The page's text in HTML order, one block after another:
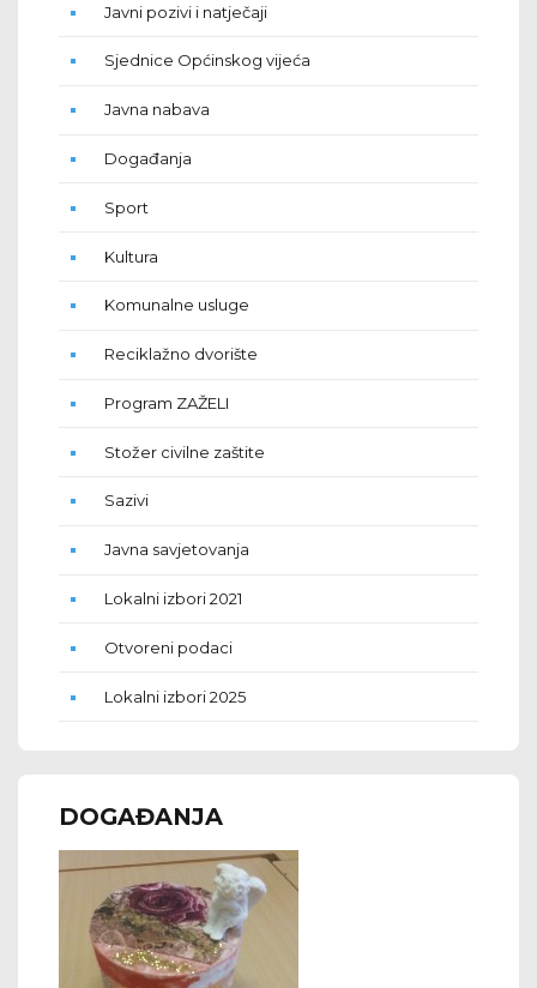
Javni pozivi i natječaji
Sjednice Općinskog vijeća
Javna nabava
Događanja
Sport
Kultura
Komunalne usluge
Reciklažno dvorište
Program ZAŽELI
Stožer civilne zaštite
Sazivi
Javna savjetovanja
Lokalni izbori 2021
Otvoreni podaci
Lokalni izbori 2025
DOGAĐANJA